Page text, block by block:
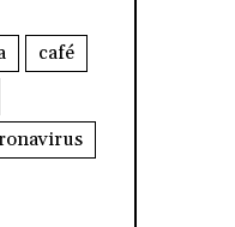
café